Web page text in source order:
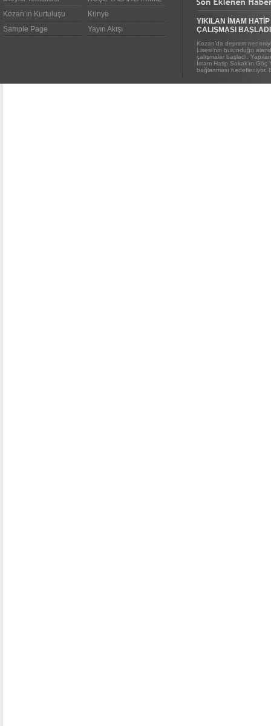
Kozan’ın Kurtuluşu
Künye
Sample Page
Yayın Akışı
YIKILAN İMAM
ÇALIŞMASI BAŞLADI
Kozan’da deprem
Lisesi’nin bulunduğu
çalışmalar başladı.
İmam Hatip Sokak’ın Göç
bağlanması hedefleniyor.